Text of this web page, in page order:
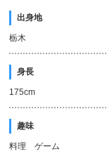
出身地
栃木
身長
175cm
趣味
料理 ゲーム